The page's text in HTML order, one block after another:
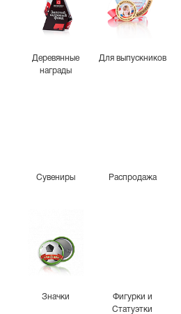
Деревянные
награды
Для выпускников
Сувениры Распродажа
Значки
Фигурки и
Статуэтки